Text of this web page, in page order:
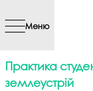
Меню
Практика
землеустрій